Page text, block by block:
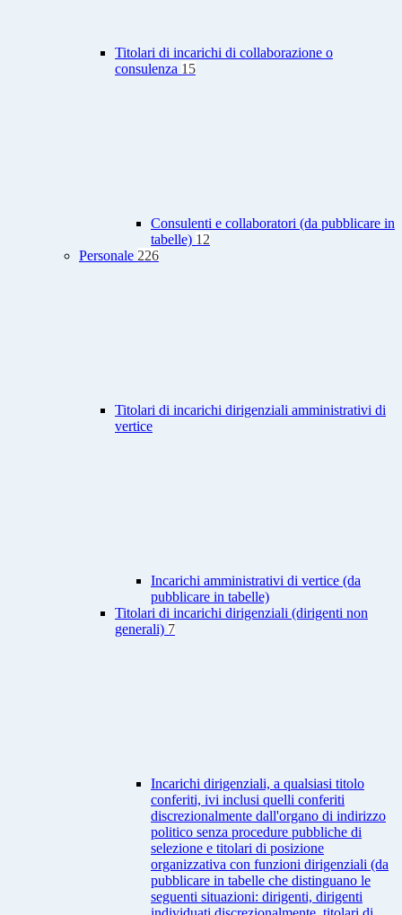
Titolari di incarichi di collaborazione o
consulenza 15
Consulenti e collaboratori (da pubblicare in
tabelle) 12
Personale 226
Titolari di incarichi dirigenziali amministrativi di
vertice
Incarichi amministrativi di vertice (da
pubblicare in tabelle)
Titolari di incarichi dirigenziali (dirigenti non
generali) 7
Incarichi dirigenziali, a qualsiasi titolo
conferiti, ivi inclusi quelli conferiti
discrezionalmente dall'organo di indirizzo
politico senza procedure pubbliche di
selezione e titolari di posizione
organizzativa con funzioni dirigenziali (da
pubblicare in tabelle che distinguano le
seguenti situazioni: dirigenti, dirigenti